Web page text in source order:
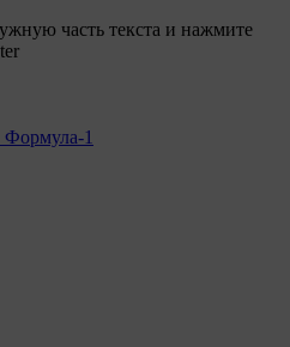
часть текста и нажмите
Формула-1